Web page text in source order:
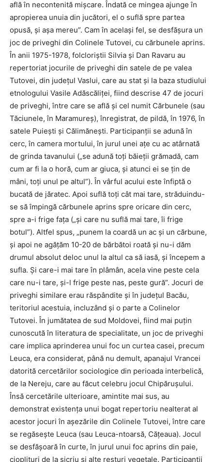
află în necontenită mișcare. Îndată ce mingea ajunge în
apropierea unuia din jucători, el o suflă spre partea
opusă, și așa mereu”. Cam în același fel, se desfășura un
joc de priveghi din Colinele Tutovei, cu cărbunele aprins.
În anii 1975-1978, folcloriștii Silvia și Dan Ravaru au
repertoriat jocurile de priveghi din satele de pe valea
Tutovei, din județul Vaslui, care au stat și la baza studiului
etnologului Vasile Adăscăliței, fiind descrise 47 de jocuri
de priveghi, între care se află și cel numit Cărbunele (sau
Tăciunele, în Maramureș), înregistrat, de pildă, în 1976, în
satele Puiești și Călimănești. Participanții se adună în
cerc, în camera mortului, în jurul unei ațe cu ac atârnată
de grinda tavanului („se adună toți băieții grămadă, cam
cum ar fi la o horă, cum ar giuca, și atunci ei se țin de
mâni, toți unul pe altul”). În vârful acului este înfiptă o
bucată de jăratec. Apoi suflă toți cât mai tare, străduindu-
se să împingă cărbunele aprins spre oricare din cerc,
spre a-i frige fața („și care nu suflă mai tare, îi frige
botul”). Altfel spus, „punem la coardă un ac și un cărbune,
și apoi ne agățăm 10-20 de bărbătoi roată și nu-i dăm
drumul absolut deloc unul la altul ca să iasă, și începem a
sufla. Și care-i mai tare în plâmân, acela vine peste cela
care nu-i tare, și-l frige peste nas, peste gură”. Jocuri de
priveghi similare erau răspândite și în județul Bacău,
teritoriul acestuia, incluzând și o parte a Colinelor
Tutovei. În jumătatea de sud Moldovei, fiind mai puțin
cunoscută în literatura de specialitate, un joc de priveghi
care implica aprinderea unui foc un curtea casei, precum
Leuca, era considerat, până nu demult, apanajul Vrancei
datorită cercetărilor sociologice din perioada interbelică,
de la Nereju, care au făcut celebru jocul Chipărușului.
Însă cercetările ulterioare, amintite mai sus, au
demonstrat existența unui bogat repertoriu nealterat al
acestor jocuri în așezările din Colinele Tutovei, între care
se regăsește Leuca (sau Leuca-ntoarsă, Cățeaua). Jocul
se desfășoară în curte, în jurul unui foc aprins din paie,
cioplituri de la sicriu și alte resturi vegetale. Participanții